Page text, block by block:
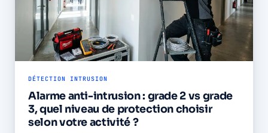
DÉTECTION INTRUSION
Alarme anti-intrusion : grade 2 vs grade
3, quel niveau de protection choisir
selon votre activité ?